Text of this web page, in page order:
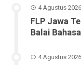
4 Agustus 2026
FLP Jawa
Balai
4 Agustus 2026